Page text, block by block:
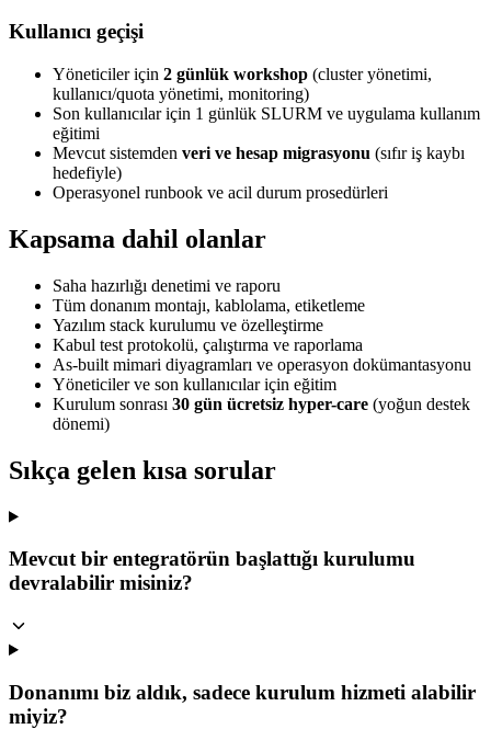
Kullanıcı geçişi
Yöneticiler için 2 günlük workshop (cluster yönetimi,
kullanıcı/quota yönetimi, monitoring)
Son kullanıcılar için 1 günlük SLURM ve uygulama kullanım
eğitimi
Mevcut sistemden veri ve hesap migrasyonu (sıfır iş kaybı
hedefiyle)
Operasyonel runbook ve acil durum prosedürleri
Kapsama dahil olanlar
Saha hazırlığı denetimi ve raporu
Tüm donanım montajı, kablolama, etiketleme
Yazılım stack kurulumu ve özelleştirme
Kabul test protokolü, çalıştırma ve raporlama
As-built mimari diyagramları ve operasyon dokümantasyonu
Yöneticiler ve son kullanıcılar için eğitim
Kurulum sonrası 30 gün ücretsiz hyper-care (yoğun destek
dönemi)
Sıkça gelen kısa sorular
Mevcut bir entegratörün başlattığı kurulumu
devralabilir misiniz?
Donanımı biz aldık, sadece kurulum hizmeti alabilir
miyiz?